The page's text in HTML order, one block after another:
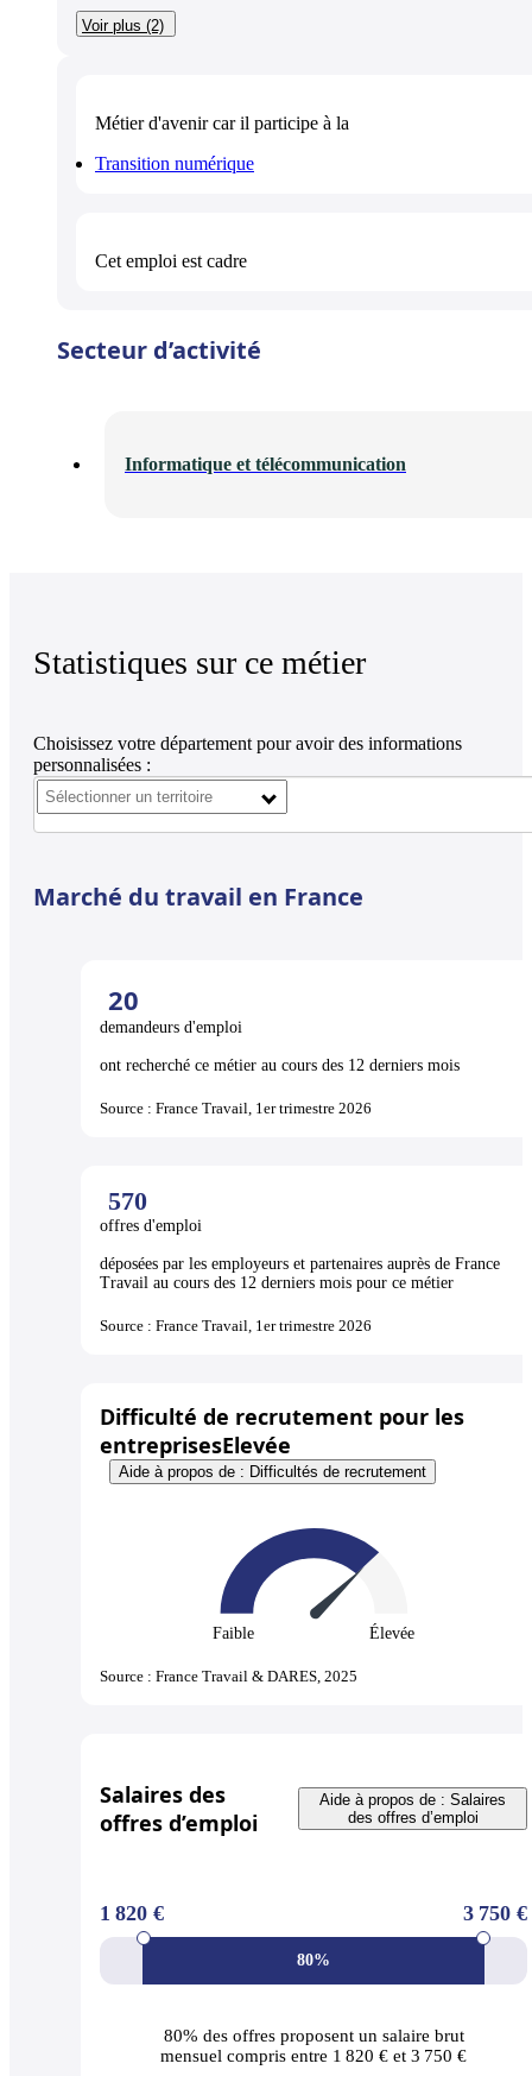
Voir plus (2)
Métier d'avenircar il participe à la
Transition numérique
Cet emploi estcadre
Secteur d’activité
Informatique et télécommunication
Statistiques sur ce métier
Choisissez votre département pour avoir des informations
personnalisées :
Marché du travail en France
20
demandeurs d'emploi
ont recherché ce métier au cours des 12 derniers mois
Source : France Travail, 1er trimestre 2026
570
offres d'emploi
déposées par les employeurs et partenaires auprès de France
Travail au cours des 12 derniers mois pour ce métier
Source : France Travail, 1er trimestre 2026
Difficulté de recrutement pour les
entreprisesElevée
Aide à propos de : Difficultés de recrutement
Faible Élevée
Source : France Travail & DARES, 2025
Salaires des
offres d’emploi
Aide à propos de : Salaires
des offres d’emploi
80%
1 820 € 3 750 €
80% des offresproposent un salaire brut
mensuel compris entre 1 820 € et 3 750 €